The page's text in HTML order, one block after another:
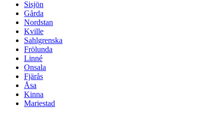
Sisjön
Gårda
Nordstan
Kville
Sahlgrenska
Frölunda
Linné
Onsala
Fjärås
Åsa
Kinna
Mariestad